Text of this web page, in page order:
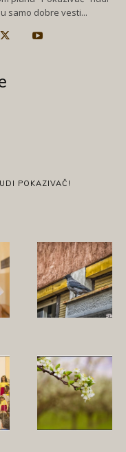
samo dobre vesti...
POKAZIVAČ!